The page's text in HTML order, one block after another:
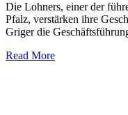
Die Lohners, einer der
Pfalz, verstärken ihre
Griger die
Read More